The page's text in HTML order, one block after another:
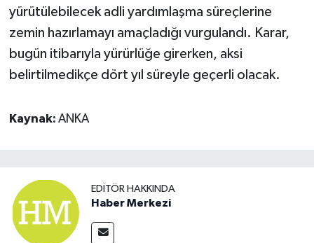
yürütülebilecek adli yardımlaşma süreçlerine
zemin hazırlamayı amaçladığı vurgulandı. Karar,
bugün itibarıyla yürürlüğe girerken, aksi
belirtilmedikçe dört yıl süreyle geçerli olacak.
Kaynak: ANKA
EDITÖR HAKKINDA
Haber Merkezi